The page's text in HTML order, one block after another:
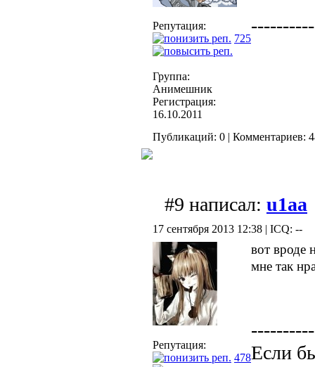
Репутация:
725
Группа:
Анимешник
Регистрация:
16.10.2011
Публикаций: 0 | Комментариев:
#9 написал: u1aa
17 сентября 2013 12:38 | ICQ: --
Репутация:
478
вот вроде
мне так
Если